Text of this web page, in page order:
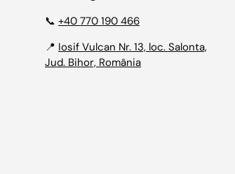
📞 +40 770 190 466
📍 Iosif Vulcan Nr. 13, loc. Salonta,
Jud. Bihor, România